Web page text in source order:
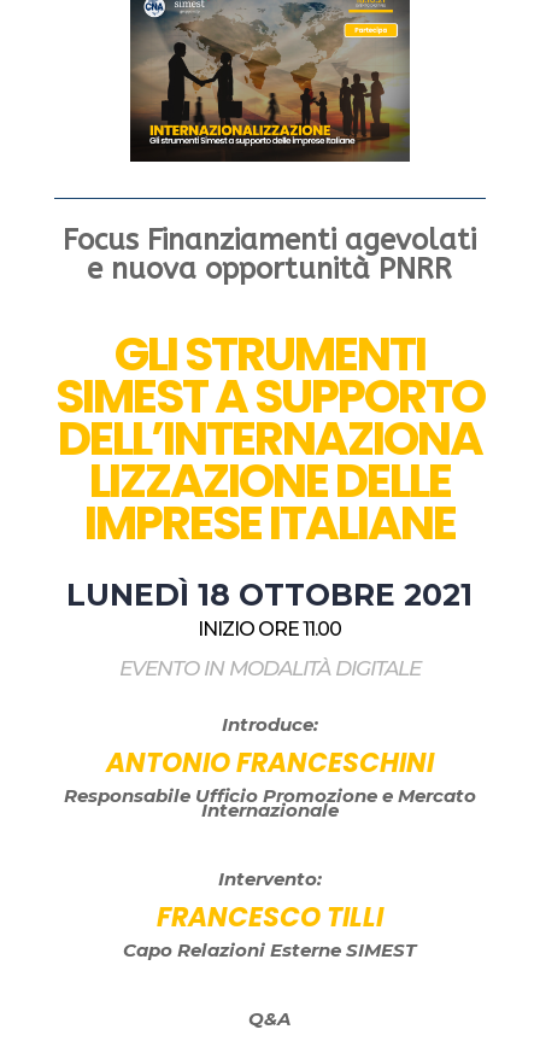
Focus Finanziamenti agevolati
e nuova opportunità PNRR
GLI STRUMENTI
SIMEST A SUPPORTO
DELL’INTERNAZIONA
LIZZAZIONE DELLE
IMPRESE ITALIANE
LUNEDÌ 18 OTTOBRE 2021
INIZIO ORE 11.00
EVENTO IN MODALITÀ DIGITALE
Introduce:
ANTONIO FRANCESCHINI
Responsabile Ufficio Promozione e Mercato
Internazionale
Intervento:
FRANCESCO TILLI
Capo Relazioni Esterne SIMEST
Q&A